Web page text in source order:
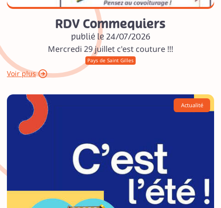
RDV Commequiers
publié le 24/07/2026
Mercredi 29 juillet c'est couture !!!
Pays de Saint Gilles
Voir plus
Actualité